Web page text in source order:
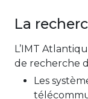
La
L’IMT
de recherche
Les